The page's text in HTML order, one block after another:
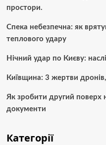
простори.
Спека небезпечна: як
теплового удару
Нічний удар по Києву:
Київщина: 3 жертви
Як зробити другий поверх
документи
Категорії